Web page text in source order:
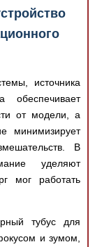
источника
обеспечивает
от модели, а
минимизирует
В
уделяют
мог работать
тубус для
и зумом,